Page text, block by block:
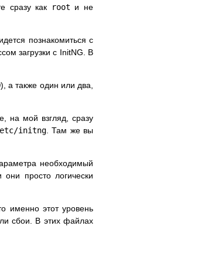
сразу как
root и не
познакомиться с
загрузки с InitNG. В
), а также один или два,
на мой взгляд, сразу
initng. Там же вы
необходимый
просто логически
именно этот уровень
сбои. В этих файлах